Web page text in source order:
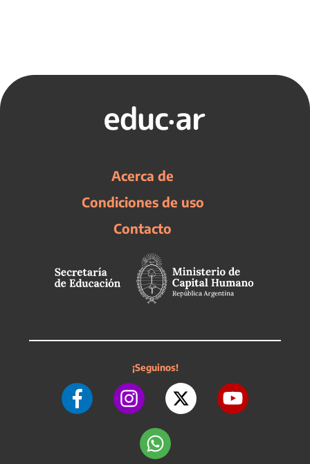
Acerca de
Condiciones de uso
Contacto
¡Seguinos!